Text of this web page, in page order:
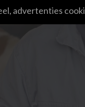
advertenties